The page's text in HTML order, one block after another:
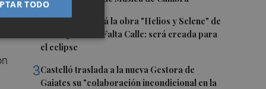
2Castelló acogerá la obra "Helios y Selene" de
la compañía Te Falta Calle: será creada para
el eclipse
3Castelló traslada a la nueva Gestora de
Gaiates su "colaboración incondicional en la
TODO